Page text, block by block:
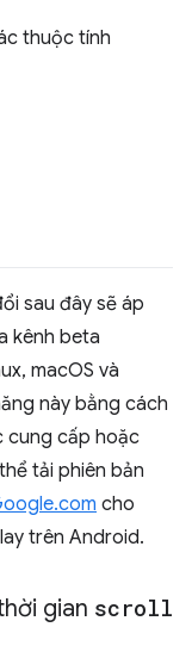
thuộc tính
sau đây sẽ áp
kênh beta
macOS và
này bằng cách
cung cấp hoặc
tải phiên bản
cho
trên Android.
gian scroll